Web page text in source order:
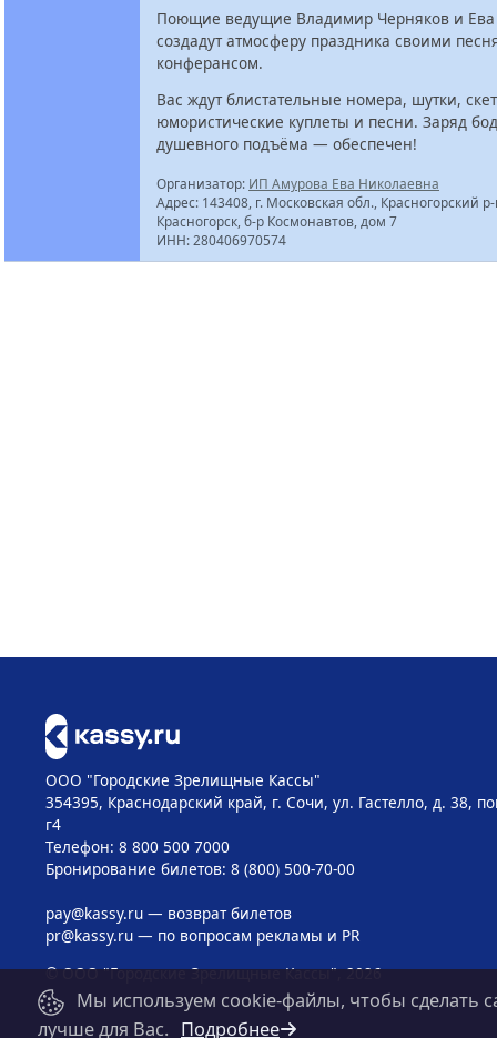
Поющие ведущие Владимир Черняков и
создадут атмосферу праздника своими
конферансом.
Вас ждут блистательные номера, шутки,
юмористические куплеты и песни. Заряд
душевного подъёма — обеспечен!
Организатор: ИП Амурова Ева Николаевна
Адрес: 143408, г. Московская обл., Красногорский р-
Красногорск, б-р Космонавтов, дом 7
ИНН: 280406970574
ООО "Городские Зрелищные Кассы"
354395, Краснодарский край, г. Сочи, ул. Гастелло, д. 38,
г4
Телефон: 8 800 500 7000
Бронирование билетов: 8 (800) 500-70-00
pay@kassy.ru— возврат билетов
pr@kassy.ru— по вопросам рекламы и PR
© ООО "Городские Зрелищные Кассы", 2026
Мы используем cookie-файлы, чтобы сделать
лучше для Вас. Подробнее